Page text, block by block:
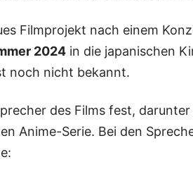
Filmprojekt nach einem
2024 in die japanischen
noch nicht bekannt.
Anime-Serie. Bei den